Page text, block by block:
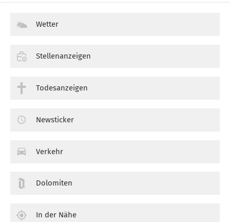
Wetter
Stellenanzeigen
Todesanzeigen
Newsticker
Verkehr
Dolomiten
In der Nähe